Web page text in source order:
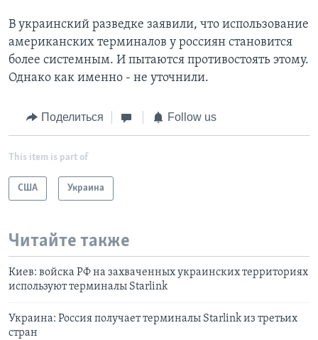
В украинский разведке заявили, что использование
американских терминалов у россиян становится
более системным. И пытаются противостоять этому.
Однако как именно - не уточнили.
Поделиться Follow us
This item is part of
США Украина
Читайте также
Киев: войска РФ на захваченных украинских территориях
используют терминалы Starlink
Украина: Россия получает терминалы Starlink из третьих
стран